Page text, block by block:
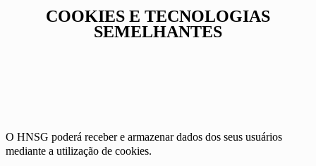
COOKIES E TECNOLOGIAS
SEMELHANTES
O HNSG poderá receber e armazenar dados dos seus usuários
mediante a utilização de cookies.